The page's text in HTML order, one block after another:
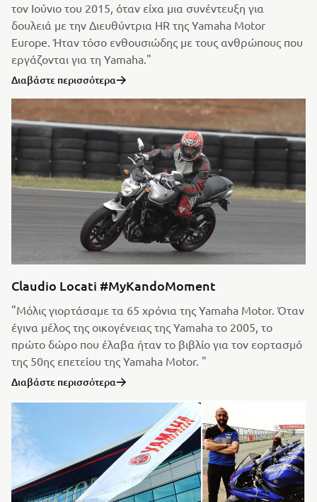
τον Ιούνιο του 2015, όταν είχα μια συνέντευξη για
δουλειά με την Διευθύντρια HR της Yamaha Motor
Europe. Ήταν τόσο ενθουσιώδης με τους ανθρώπους που
εργάζονται για τη Yamaha."
Διαβάστε περισσότερα
Claudio Locati #MyKandoMoment
"Μόλις γιορτάσαμε τα 65 χρόνια της Yamaha Motor. Όταν
έγινα μέλος της οικογένειας της Yamaha το 2005, το
πρώτο δώρο που έλαβα ήταν το βιβλίο για τον εορτασμό
της 50ης επετείου της Yamaha Motor. "
Διαβάστε περισσότερα